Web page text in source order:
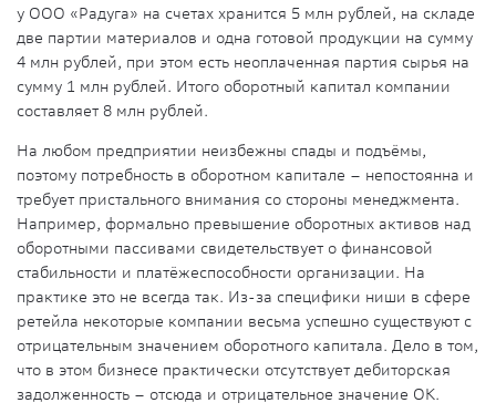
у ООО «Радуга» на счетах хранится 5 млн рублей, на складе
две партии материалов и одна готовой продукции на сумму
4 млн рублей, при этом есть неоплаченная партия сырья на
сумму 1 млн рублей. Итого оборотный капитал компании
составляет 8 млн рублей.
На любом предприятии неизбежны спады и подъёмы,
поэтому потребность в оборотном капитале – непостоянна и
требует пристального внимания со стороны менеджмента.
Например, формально превышение оборотных активов над
оборотными пассивами свидетельствует о финансовой
стабильности и платёжеспособности организации. На
практике это не всегда так. Из-за специфики ниши в сфере
ретейла некоторые компании весьма успешно существуют с
отрицательным значением оборотного капитала. Дело в том,
что в этом бизнесе практически отсутствует дебиторская
задолженность – отсюда и отрицательное значение ОК.